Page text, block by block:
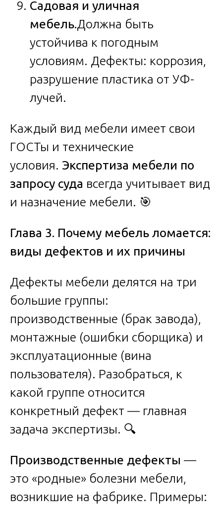
Садовая и уличная
мебель.Должна быть
устойчива к погодным
условиям. Дефекты: коррозия,
разрушение пластика от УФ-
лучей.
Каждый вид мебели имеет свои
ГОСТы и технические
условия. Экспертиза мебели по
запросу суда всегда учитывает вид
и назначение мебели. 🎯
Глава 3. Почему мебель ломается:
виды дефектов и их причины
Дефекты мебели делятся на три
большие группы:
производственные (брак завода),
монтажные (ошибки сборщика) и
эксплуатационные (вина
пользователя). Разобраться, к
какой группе относится
конкретный дефект — главная
задача экспертизы. 🔍
Производственные дефекты —
это «родные» болезни мебели,
возникшие на фабрике. Примеры: